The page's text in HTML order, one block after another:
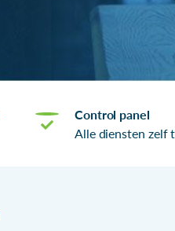
Control panel
Alle diensten zelf